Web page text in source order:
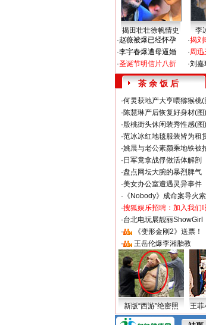
揭田壮壮徐帆情史 李
·赵薇被爆已经怀孕
·李宇春爆遭母逼婚
·圣诞节明信片八折
·揭刘
·周
·刘嘉
茶 余 饭 后
·何炅获地产大亨喂猕猴桃(
·陈慧琳产后恢复好身材(图)
·殷桃街头休闲装秀性感(图)
·范冰冰红地毯服装皆为租
·姚晨与老公素颜乘地铁被
· 日军竟拿战俘做活体解剖
·盘点网坛大腕的暴烈脾气
·美女办公室遭遇灵异事件
· 《Nobody》成命案导火索
·搜狐娱乐招聘：加入我们
·台北电玩展靓丽ShowGirl
·
《变形金刚2》送票！
·
王岳伦爆李湘胎教
新版“西游”绝密照 王菲